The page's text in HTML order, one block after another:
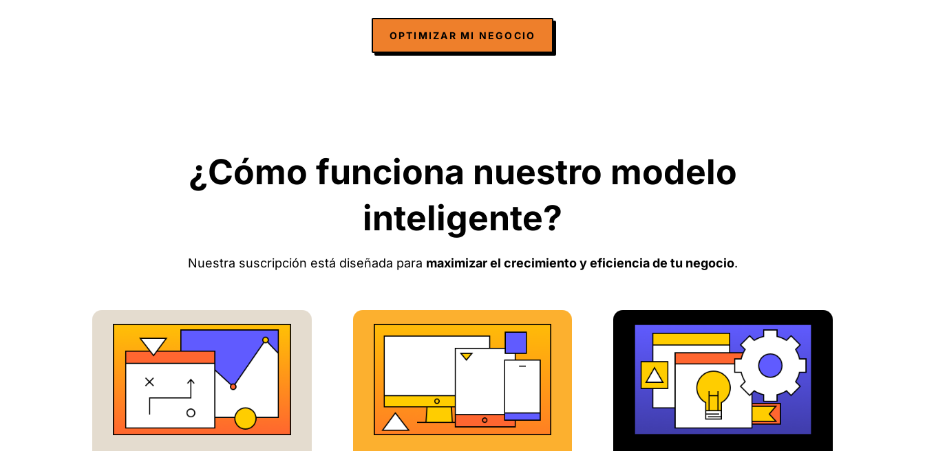
OPTIMIZAR MI NEGOCIO
¿Cómo funciona nuestro modelo
inteligente?
Nuestra suscripción está diseñada para maximizar el crecimiento y eficiencia de tu negocio.